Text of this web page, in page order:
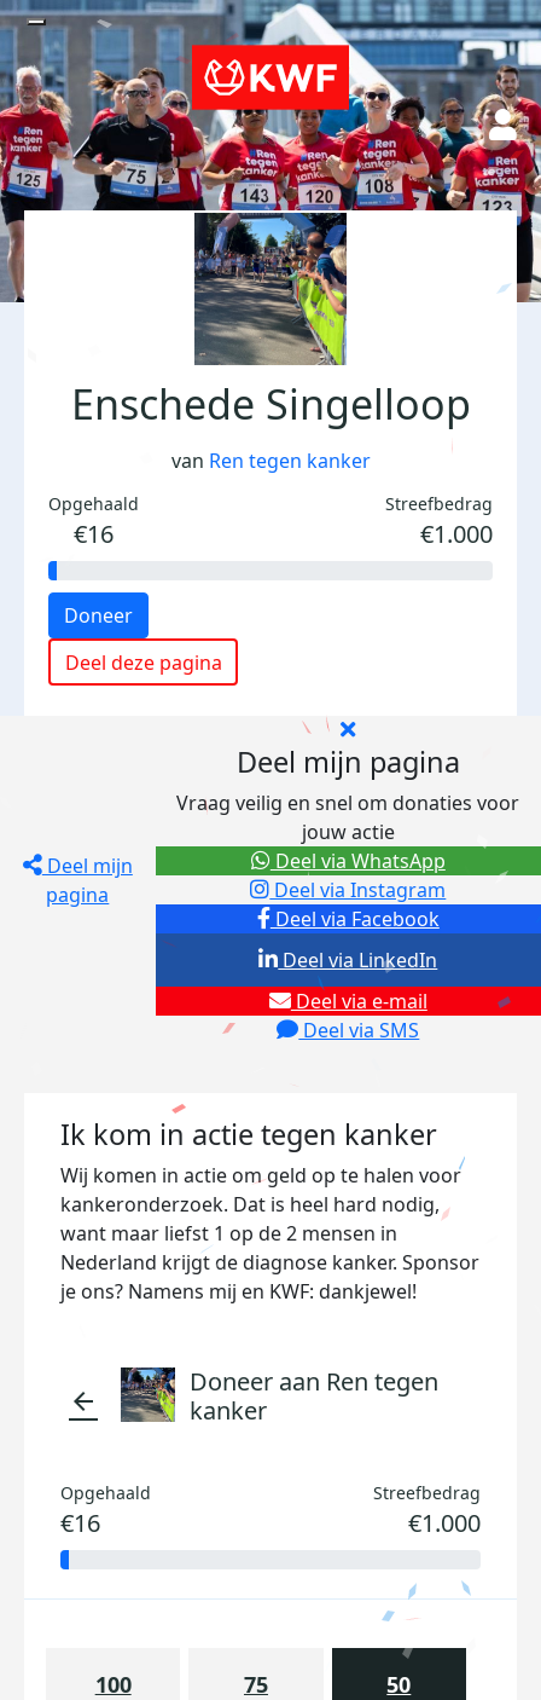
Enschede Singelloop
van Ren tegen kanker
Opgehaald
€16
Streefbedrag
€1.000
Doneer
Deel deze pagina
Deel mijn
pagina
Deel mijn pagina
Vraag veilig en snel om donaties voor
jouw actie
Deel via Facebook
Deel via Instagram
Deel via e-mail
Deel via SMS
Deel via LinkedIn
Deel via WhatsApp
Ik kom in actie tegen kanker
Wij komen in actie om geld op te halen voor
kankeronderzoek. Dat is heel hard nodig,
want maar liefst 1 op de 2 mensen in
Nederland krijgt de diagnose kanker. Sponsor
je ons? Namens mij en KWF: dankjewel!
arrow_back
Doneer aan Ren tegen
kanker
Opgehaald
€16
Streefbedrag
€1.000
100 75 50